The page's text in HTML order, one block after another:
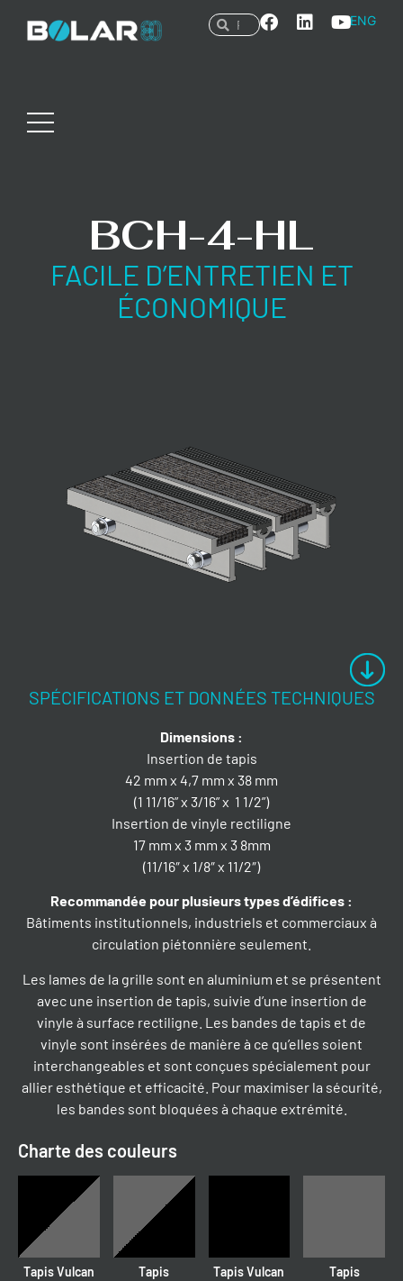
ENG
BCH-4-HL
FACILE D’ENTRETIEN ET
ÉCONOMIQUE
SPÉCIFICATIONS ET DONNÉES TECHNIQUES
Dimensions :
Insertion de tapis
42 mm x 4,7 mm x 38 mm
(1 11/16” x 3/16” x 1 1/2”)
Insertion de vinyle rectiligne
17 mm x 3 mm x 3 8mm
(11/16″ x 1/8″ x 11/2″)
Recommandée pour plusieurs types d’édifices :
Bâtiments institutionnels, industriels et commerciaux à
circulation piétonnière seulement.
Les lames de la grille sont en aluminium et se présentent
avec une insertion de tapis, suivie d’une insertion de
vinyle à surface rectiligne. Les bandes de tapis et de
vinyle sont insérées de manière à ce qu’elles soient
interchangeables et sont conçues spécialement pour
allier esthétique et efficacité. Pour maximiser la sécurité,
les bandes sont bloquées à chaque extrémité.
Charte des couleurs
Tapis Vulcan
Tapis
Tapis Vulcan
Tapis